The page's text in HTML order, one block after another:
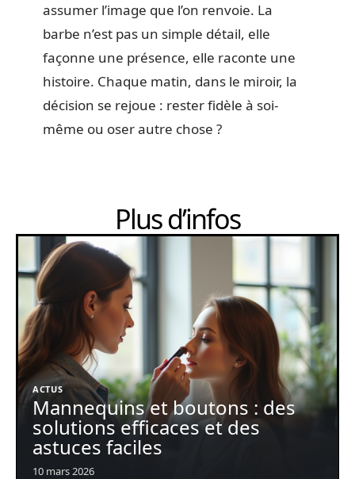
assumer l’image que l’on renvoie. La
barbe n’est pas un simple détail, elle
façonne une présence, elle raconte une
histoire. Chaque matin, dans le miroir, la
décision se rejoue : rester fidèle à soi-
même ou oser autre chose ?
Plus d’infos
ACTUS
Mannequins et boutons : des
solutions efficaces et des
astuces faciles
10 mars 2026